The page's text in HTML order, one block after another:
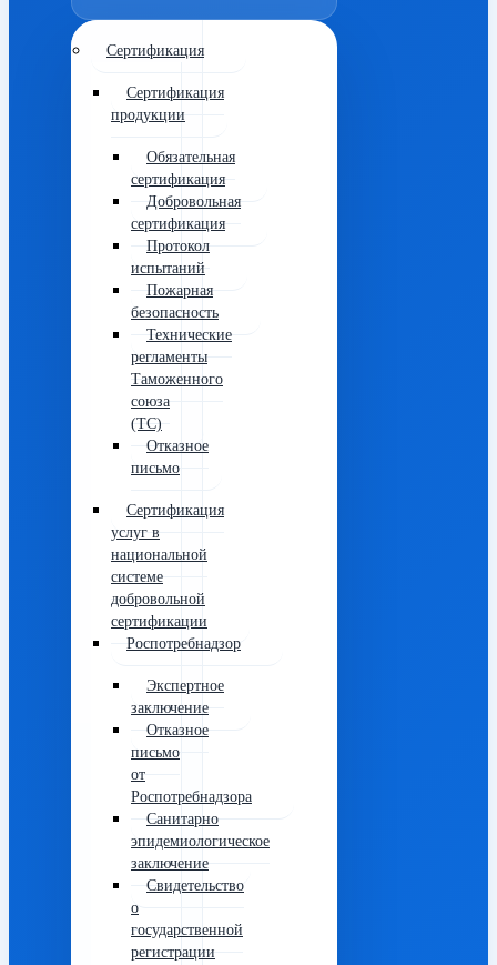
Сертификация
Сертификация
продукции
Обязательная
сертификация
Добровольная
сертификация
Протокол
испытаний
Пожарная
безопасность
Технические
регламенты
Таможенного
союза
(ТС)
Отказное
письмо
Сертификация
услуг в
национальной
системе
добровольной
сертификации
Роспотребнадзор
Экспертное
заключение
Отказное
письмо
от
Роспотребнадзора
Санитарно
эпидемиологическое
заключение
Свидетельство
о
государственной
регистрации